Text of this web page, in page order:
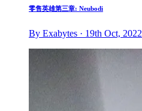
零售英雄第三章: Neubodi
By Exabytes · 19th Oct, 2022